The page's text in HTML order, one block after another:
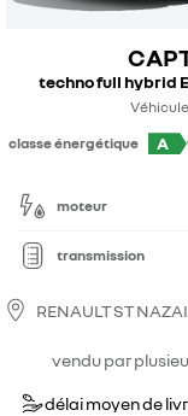
techno full hybrid
classe énergétique
A
moteur
transmission
RENAULT ST
vendu par
délai moyen de